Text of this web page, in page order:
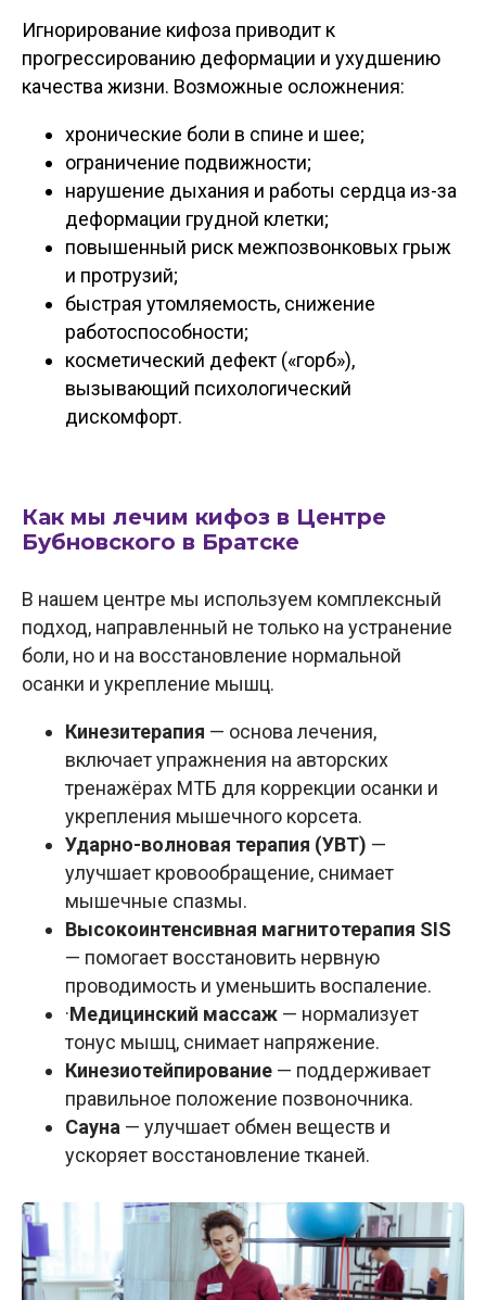
Игнорирование кифоза приводит к
прогрессированию деформации и ухудшению
качества жизни. Возможные осложнения:
хронические боли в спине и шее;
ограничение подвижности;
нарушение дыхания и работы сердца из-за
деформации грудной клетки;
повышенный риск межпозвонковых грыж
и протрузий;
быстрая утомляемость, снижение
работоспособности;
косметический дефект («горб»),
вызывающий психологический
дискомфорт.
Как мы лечим кифоз в Центре
Бубновского в Братске
В нашем центре мы используем комплексный
подход, направленный не только на устранение
боли, но и на восстановление нормальной
осанки и укрепление мышц.
Кинезитерапия — основа лечения,
включает упражнения на авторских
тренажёрах МТБ для коррекции осанки и
укрепления мышечного корсета.
Ударно-волновая терапия (УВТ) —
улучшает кровообращение, снимает
мышечные спазмы.
Высокоинтенсивная магнитотерапия SIS
— помогает восстановить нервную
проводимость и уменьшить воспаление.
·Медицинский массаж — нормализует
тонус мышц, снимает напряжение.
Кинезиотейпирование — поддерживает
правильное положение позвоночника.
Сауна — улучшает обмен веществ и
ускоряет восстановление тканей.